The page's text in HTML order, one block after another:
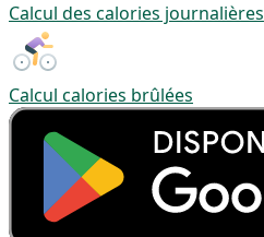
Calcul des calories journalières
Calcul calories brûlées